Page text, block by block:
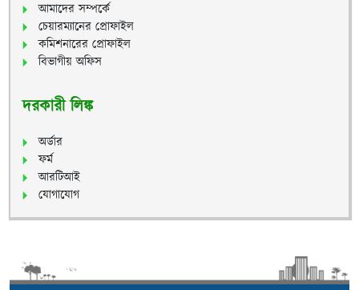
আমাদের সম্পর্কে
চেয়ারম্যানের প্রোফাইল
কমিশনারের প্রোফাইল
বিভাগীয় অফিস
দরকারী লিঙ্ক
অর্ডার
ফর্ম
আরটিআই
যোগাযোগ